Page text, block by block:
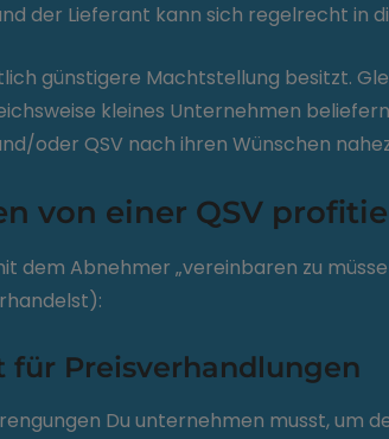
der Lieferant kann sich regelrecht in
günstigere Machtstellung besitzt.
kleines Unternehmen
oder QSV nach ihren Wünschen
von einer QSV
dem Abnehmer „vereinbaren zu
für Preisverhandlungen
Du unternehmen musst, um